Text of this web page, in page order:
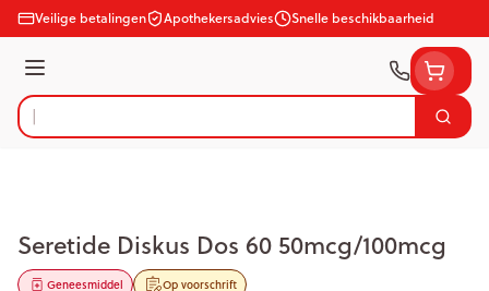
Ga naar de inhoud
Veilige betalingen Apothekersadvies Snelle beschikbaarheid
Menu
Product, merk, categorie...
Zoek
Seretide Diskus Dos 60 50mcg/100mcg
Op voorschrift
Geneesmiddel